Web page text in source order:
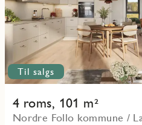
Til salgs
4 roms, 101 m²
Nordre Follo kommune /